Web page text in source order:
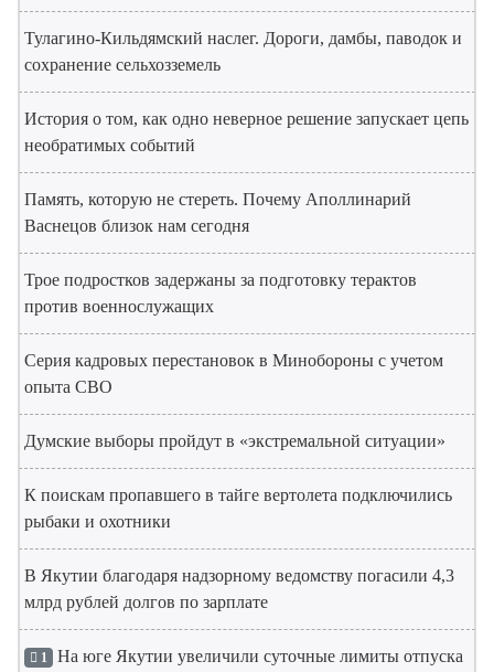
Тулагино-Кильдямский наслег. Дороги, дамбы, паводок и
сохранение сельхозземель
История о том, как одно неверное решение запускает цепь
необратимых событий
Память, которую не стереть. Почему Аполлинарий
Васнецов близок нам сегодня
Трое подростков задержаны за подготовку терактов
против военнослужащих
Серия кадровых перестановок в Минобороны с учетом
опыта СВО
Думские выборы пройдут в «экстремальной ситуации»
К поискам пропавшего в тайге вертолета подключились
рыбаки и охотники
В Якутии благодаря надзорному ведомству погасили 4,3
млрд рублей долгов по зарплате
1 На юге Якутии увеличили суточные лимиты отпуска